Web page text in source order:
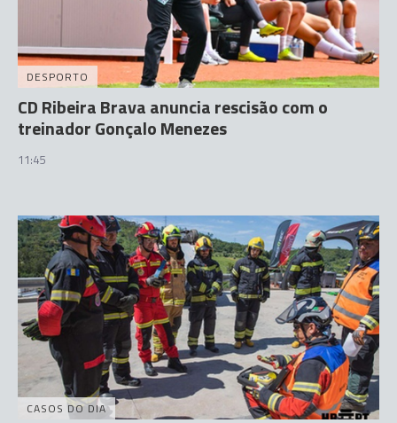
DESPORTO
CD Ribeira Brava anuncia rescisão com o
treinador Gonçalo Menezes
11:45
CASOS DO DIA